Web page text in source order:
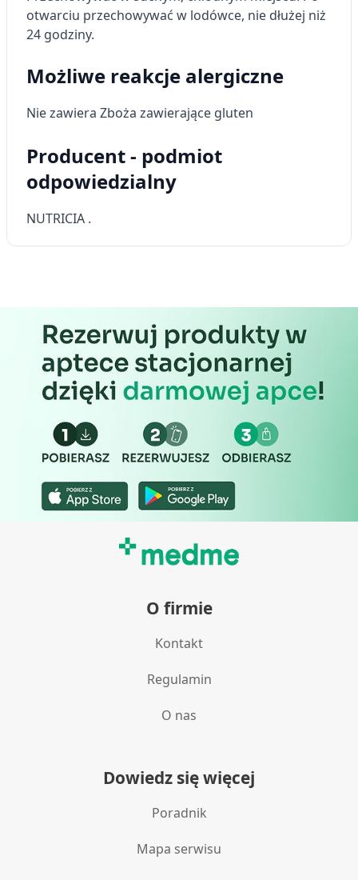
otwarciu przechowywać w lodówce, nie dłużej niż
24 godziny.
Możliwe reakcje alergiczne
Nie zawiera Zboża zawierające gluten
Producent - podmiot
odpowiedzialny
NUTRICIA .
O firmie
Kontakt
Regulamin
O nas
Dowiedz się więcej
Poradnik
Mapa serwisu